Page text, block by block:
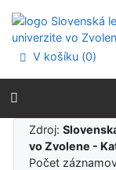
Prejsť na menu
Prehlásenie o
V košíku (0)
Zdroj:
vo Zvolene -
Počet